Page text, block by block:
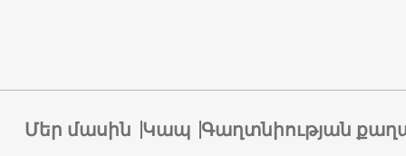
Մեր մասին Կապ Գաղտնիության